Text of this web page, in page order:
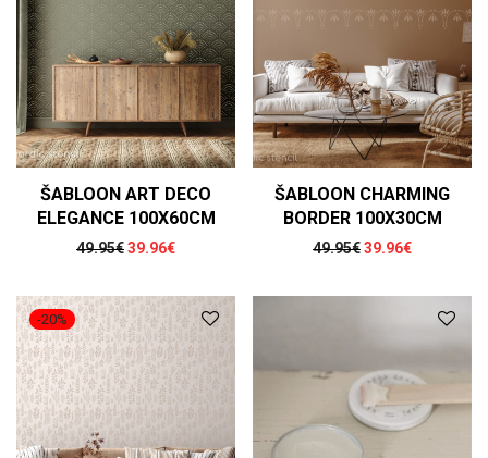
ŠABLOON ART DECO
ELEGANCE 100X60CM
49.95€Algne hind oli: 49.95€.
39.96€Praegune hind on: 39.96€.
ŠABLOON CHARMING
BORDER 100X30CM
49.95€Algne hind oli:
39.96€Praegune
-20%